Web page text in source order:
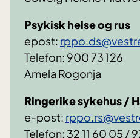
Psykisk helse og rus
epost:
Telefon: 900 73 126
Amela Rogonja
Ringerike sykehus /
e-post:
Telefon: 32 11 60 05 /